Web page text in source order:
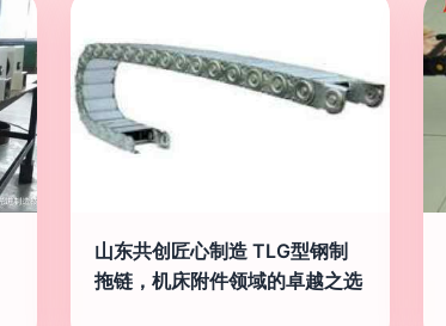
山东共创匠心制造 TLG型钢制
拖链，机床附件领域的卓越之选